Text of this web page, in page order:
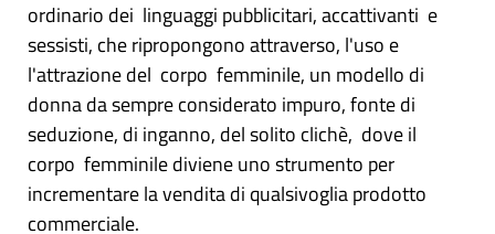
ordinario dei linguaggi pubblicitari, accattivanti e
sessisti, che ripropongono attraverso, l'uso e
l'attrazione del corpo femminile, un modello di
donna da sempre considerato impuro, fonte di
seduzione, di inganno, del solito clichè, dove il
corpo femminile diviene uno strumento per
incrementare la vendita di qualsivoglia prodotto
commerciale.